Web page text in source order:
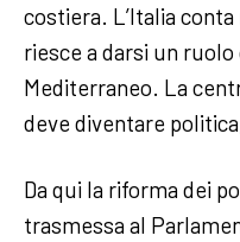
costiera. L’Italia
riesce a darsi un
Mediterraneo. La
deve diventare
Da qui la riforma dei
trasmessa al